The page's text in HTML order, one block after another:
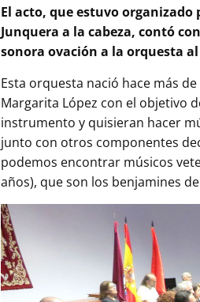
c
e
b
o
k
i
t
t
e
a
t
s
A
p
a
l
m
p
a
r
t
i
r
El acto, que estuvo organizado
Junquera a la cabeza, contó
sonora ovación a la orquesta
Esta orquesta nació hace más
Margarita López con el objetivo
instrumento y quisieran hacer
junto con otros componentes
podemos encontrar músicos
años), que son los benjamines